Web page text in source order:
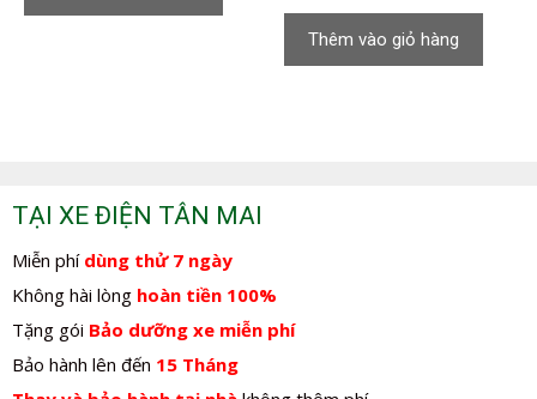
280.000,0₫.
350.000,0₫.là:
280.000,0₫.
Thêm vào giỏ hàng
TẠI XE ĐIỆN TÂN MAI
Miễn phí dùng thử 7 ngày
Không hài lòng hoàn tiền 100%
Tặng gói Bảo dưỡng xe miễn phí
Bảo hành lên đến 15 Tháng